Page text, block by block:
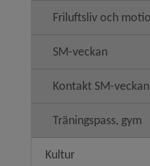
Friluftsliv och
SM-veckan
Kontakt SM-veckan
Träningspass, gym
Kultur